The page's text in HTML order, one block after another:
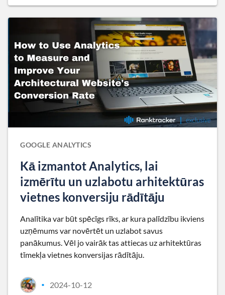
GOOGLE ANALYTICS
Kā izmantot Analytics, lai
izmērītu un uzlabotu arhitektūras
vietnes konversiju rādītāju
Analītika var būt spēcīgs rīks, ar kura palīdzību ikviens
uzņēmums var novērtēt un uzlabot savus
panākumus. Vēl jo vairāk tas attiecas uz arhitektūras
tīmekļa vietnes konversijas rādītāju.
• 2024-10-12